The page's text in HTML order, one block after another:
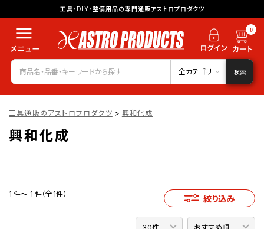
工具・DIY・整備用品の専門通販アストロプロダクツ
0
全カテゴリ 検索
工具通販のアストロプロダクツ > 興和化成
興和化成
1 件～ 1 件（全1件） 絞り込み